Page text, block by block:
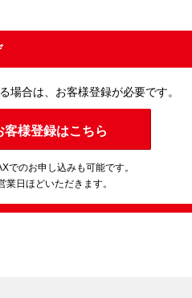
場合は、お客様登録が必要です。
客様登録はこちら
でのお申し込みも可能です。
業日ほどいただきます。